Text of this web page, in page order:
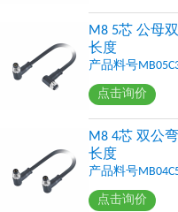
M8 5芯 公母
长度
产品料号
点击询价
M8 4芯 双公
长度
产品料号
点击询价